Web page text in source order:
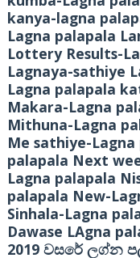
kanya-lagna
Lagna palapala
Lottery Results-
Lagnaya-sathiye
Lagna palapala
Makara-Lagna
Mithuna-Lagna
Me sathiye-
palapala Next
Lagna palapala
palapala New-
Sinhala-Lagna
Dawase LAgna
2019වසරේ ලග්න